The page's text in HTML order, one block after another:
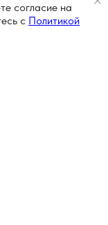
согласие на
с Политикой